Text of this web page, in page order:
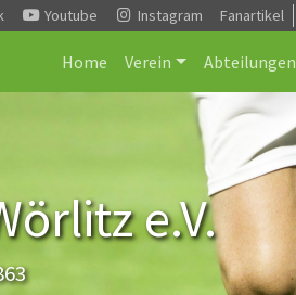
Youtube Instagram Fanartikel
Home Verein Abteilungen
e.V.